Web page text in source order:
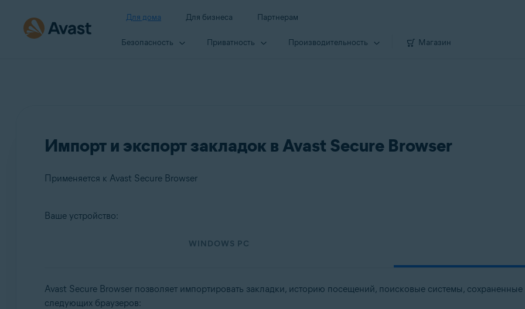
Для дома Для бизнеса Партнерам
Безопасность Приватность Производи­тельность Магазин
Импорт и экспорт закладок в Avast Secure Browser
Применяется к Avast Secure Browser
Windows и macOS
Ваше устройство:
WINDOWS PC
Avast Secure Browser позволяет импортировать закладки, историю посещений, поисковые системы,
следующих браузеров: